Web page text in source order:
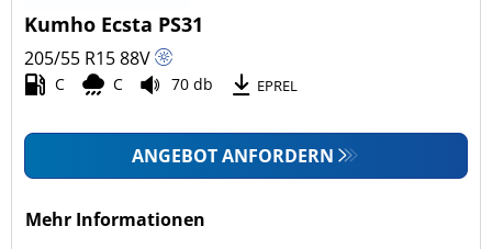
Kumho Ecsta PS31
205/55 R1588V
C C 70 db EPREL
ANGEBOT ANFORDERN
Mehr Informationen